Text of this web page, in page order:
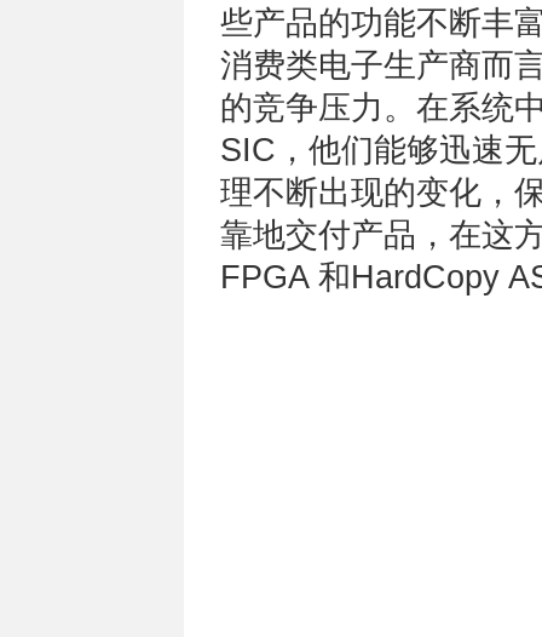
些产品的功能不断丰
消费类电子生产商而
的竞争压力。在系统
SIC，他们能够迅速
理不断出现的变化，
靠地交付产品，在这
FPGA 和HardCopy